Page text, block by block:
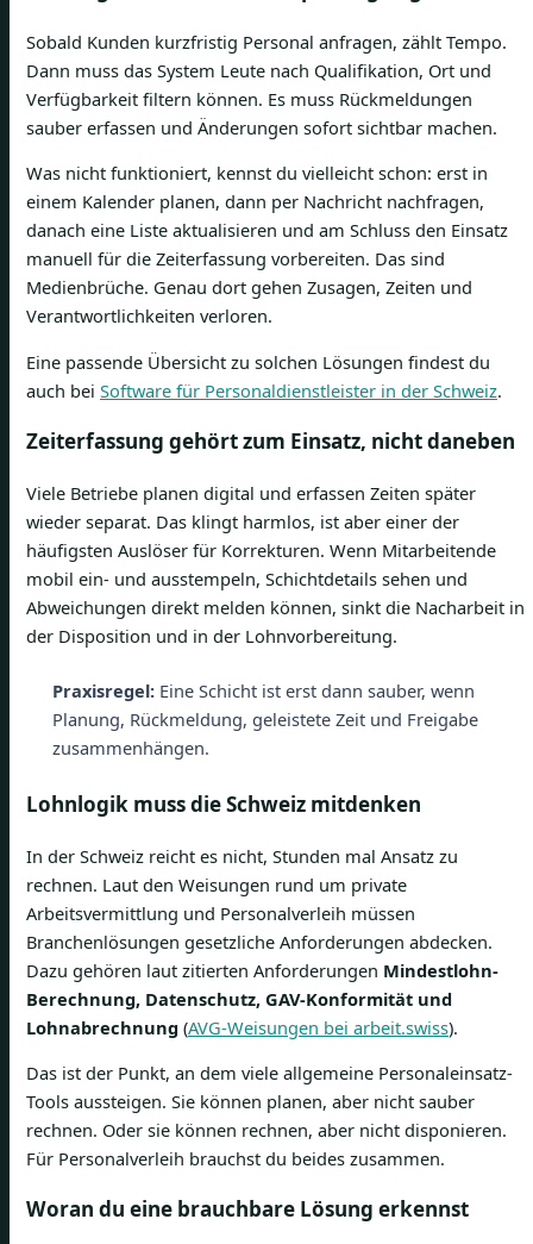
Sobald Kunden kurzfristig Personal anfragen, zählt Tempo.
Dann muss das System Leute nach Qualifikation, Ort und
Verfügbarkeit filtern können. Es muss Rückmeldungen
sauber erfassen und Änderungen sofort sichtbar machen.
Was nicht funktioniert, kennst du vielleicht schon: erst in
einem Kalender planen, dann per Nachricht nachfragen,
danach eine Liste aktualisieren und am Schluss den Einsatz
manuell für die Zeiterfassung vorbereiten. Das sind
Medienbrüche. Genau dort gehen Zusagen, Zeiten und
Verantwortlichkeiten verloren.
Eine passende Übersicht zu solchen Lösungen findest du
auch bei Software für Personaldienstleister in der Schweiz.
Zeiterfassung gehört zum Einsatz, nicht daneben
Viele Betriebe planen digital und erfassen Zeiten später
wieder separat. Das klingt harmlos, ist aber einer der
häufigsten Auslöser für Korrekturen. Wenn Mitarbeitende
mobil ein- und ausstempeln, Schichtdetails sehen und
Abweichungen direkt melden können, sinkt die Nacharbeit in
der Disposition und in der Lohnvorbereitung.
Praxisregel:Eine Schicht ist erst dann sauber, wenn
Planung, Rückmeldung, geleistete Zeit und Freigabe
zusammenhängen.
Lohnlogik muss die Schweiz mitdenken
In der Schweiz reicht es nicht, Stunden mal Ansatz zu
rechnen. Laut den Weisungen rund um private
Arbeitsvermittlung und Personalverleih müssen
Branchenlösungen gesetzliche Anforderungen abdecken.
Dazu gehören laut zitierten Anforderungen Mindestlohn-
Berechnung, Datenschutz, GAV-Konformität und
Lohnabrechnung (AVG-Weisungen bei arbeit.swiss).
Das ist der Punkt, an dem viele allgemeine Personaleinsatz-
Tools aussteigen. Sie können planen, aber nicht sauber
rechnen. Oder sie können rechnen, aber nicht disponieren.
Für Personalverleih brauchst du beides zusammen.
Woran du eine brauchbare Lösung erkennst